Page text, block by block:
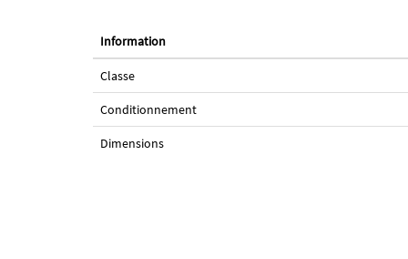
Information
Classe
Conditionnement
Dimensions